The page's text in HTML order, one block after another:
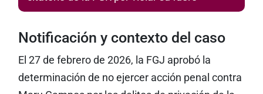
Notificación y contexto del caso
El 27 de febrero de 2026, la FGJ aprobó la
determinación de no ejercer acción penal contra